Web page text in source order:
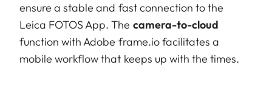
ensure a stable and fast connection to the
Leica FOTOS App. The camera-to-cloud
function with Adobe frame.io facilitates a
mobile workflow that keeps up with the times.